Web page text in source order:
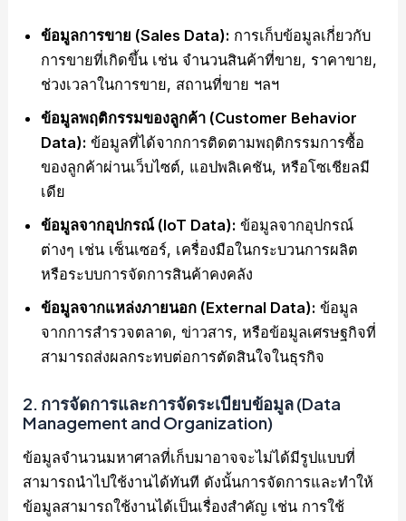
ข้อมูลการขาย (Sales Data): การเก็บข้อมูลเกี่ยวกับ
การขายที่เกิดขึ้น เช่น จำนวนสินค้าที่ขาย, ราคาขาย,
ช่วงเวลาในการขาย, สถานที่ขาย ฯลฯ
ข้อมูลพฤติกรรมของลูกค้า (Customer Behavior
Data): ข้อมูลที่ได้จากการติดตามพฤติกรรมการซื้อ
ของลูกค้าผ่านเว็บไซต์, แอปพลิเคชัน, หรือโซเชียลมี
เดีย
ข้อมูลจากอุปกรณ์ (IoT Data): ข้อมูลจากอุปกรณ์
ต่างๆ เช่น เซ็นเซอร์, เครื่องมือในกระบวนการผลิต
หรือระบบการจัดการสินค้าคงคลัง
ข้อมูลจากแหล่งภายนอก (External Data): ข้อมูล
จากการสำรวจตลาด, ข่าวสาร, หรือข้อมูลเศรษฐกิจที่
สามารถส่งผลกระทบต่อการตัดสินใจในธุรกิจ
2. การจัดการและการจัดระเบียบข้อมูล (Data
Management and Organization)
ข้อมูลจำนวนมหาศาลที่เก็บมาอาจจะไม่ได้มีรูปแบบที่
สามารถนำไปใช้งานได้ทันที ดังนั้นการจัดการและทำให้
ข้อมูลสามารถใช้งานได้เป็นเรื่องสำคัญ เช่น การใช้